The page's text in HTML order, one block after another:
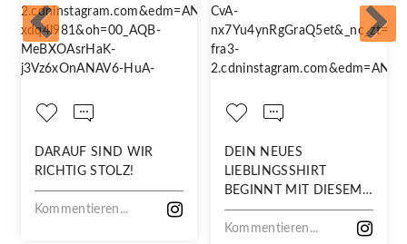
DARAUF SIND WIR
RICHTIG STOLZ!
Kommentieren...
DEIN NEUES
LIEBLINGSSHIRT
BEGINNT MIT DIESEM
STOFF
Kommentieren...